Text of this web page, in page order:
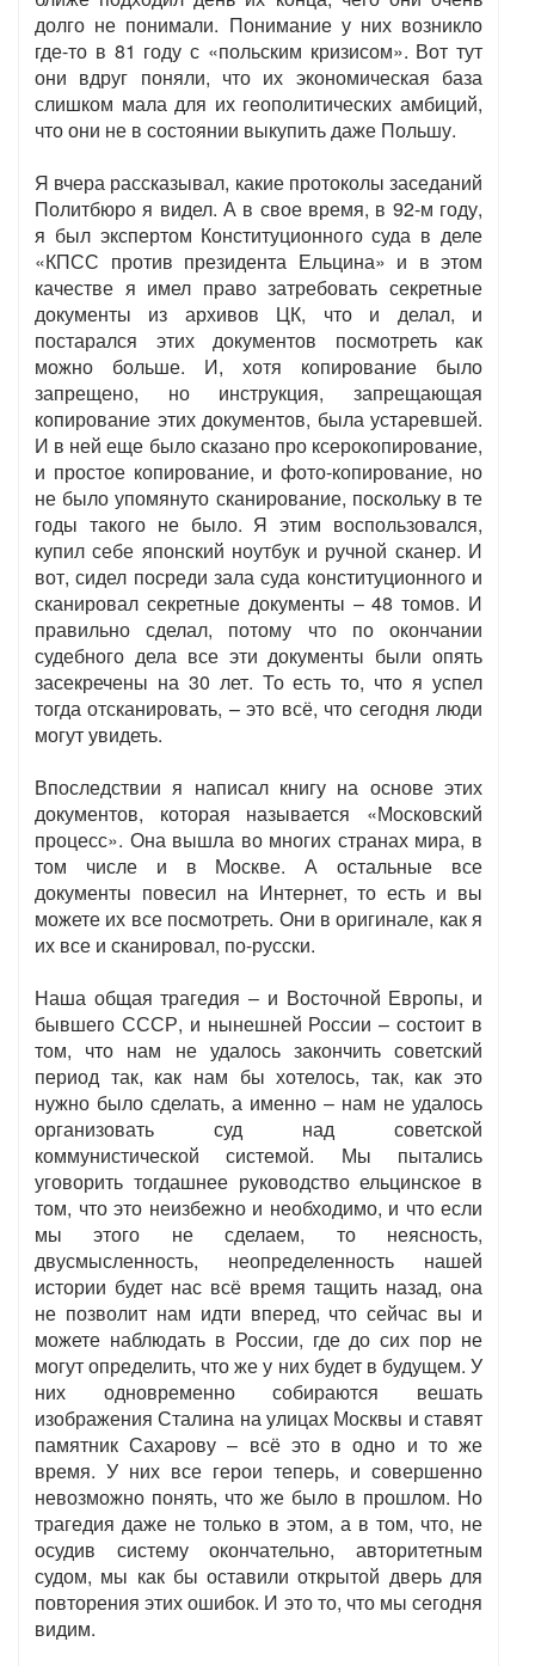
долго не понимали. Понимание у них возникло
где-то в 81 году с «польским кризисом». Вот тут
они вдруг поняли, что их экономическая база
слишком мала для их геополитических амбиций,
что они не в состоянии выкупить даже Польшу.
Я вчера рассказывал, какие протоколы заседаний
Политбюро я видел. А в свое время, в 92-м году,
я был экспертом Конституционного суда в деле
«КПСС против президента Ельцина» и в этом
качестве я имел право затребовать секретные
документы из архивов ЦК, что и делал, и
постарался этих документов посмотреть как
можно больше. И, хотя копирование было
запрещено, но инструкция, запрещающая
копирование этих документов, была устаревшей.
И в ней еще было сказано про ксерокопирование,
и простое копирование, и фото-копирование, но
не было упомянуто сканирование, поскольку в те
годы такого не было. Я этим воспользовался,
купил себе японский ноутбук и ручной сканер. И
вот, сидел посреди зала суда конституционного и
сканировал секретные документы – 48 томов. И
правильно сделал, потому что по окончании
судебного дела все эти документы были опять
засекречены на 30 лет. То есть то, что я успел
тогда отсканировать, – это всё, что сегодня люди
могут увидеть.
Впоследствии я написал книгу на основе этих
документов, которая называется «Московский
процесс». Она вышла во многих странах мира, в
том числе и в Москве. А остальные все
документы повесил на Интернет, то есть и вы
можете их все посмотреть. Они в оригинале, как я
их все и сканировал, по-русски.
Наша общая трагедия – и Восточной Европы, и
бывшего СССР, и нынешней России – состоит в
том, что нам не удалось закончить советский
период так, как нам бы хотелось, так, как это
нужно было сделать, а именно – нам не удалось
организовать суд над советской
коммунистической системой. Мы пытались
уговорить тогдашнее руководство ельцинское в
том, что это неизбежно и необходимо, и что если
мы этого не сделаем, то неясность,
двусмысленность, неопределенность нашей
истории будет нас всё время тащить назад, она
не позволит нам идти вперед, что сейчас вы и
можете наблюдать в России, где до сих пор не
могут определить, что же у них будет в будущем. У
них одновременно собираются вешать
изображения Сталина на улицах Москвы и ставят
памятник Сахарову – всё это в одно и то же
время. У них все герои теперь, и совершенно
невозможно понять, что же было в прошлом. Но
трагедия даже не только в этом, а в том, что, не
осудив систему окончательно, авторитетным
судом, мы как бы оставили открытой дверь для
повторения этих ошибок. И это то, что мы сегодня
видим.